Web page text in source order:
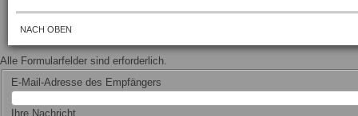
NACH OBEN
Alle Formularfelder sind erforderlich.
E-Mail-Adresse des Empfängers
Ihre Nachricht